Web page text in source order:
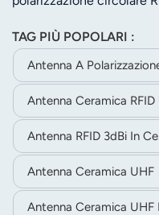
e connettori
TAG PIÙ POPOLARI :
Antenna A
Antenna Ceramica RFID
Antenna RFID 3dBi In
Antenna Ceramica UHF
Antenna Ceramica UHF